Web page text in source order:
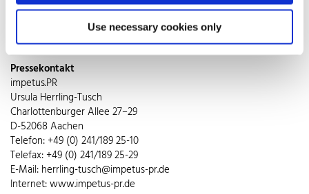
Use necessary cookies only
letzten Pfiff, und es bleibt mehr Zeit zum gemeinsamen
Pressekontakt
impetus.PR
Ursula Herrling-Tusch
Charlottenburger Allee 27–29
D-52068 Aachen
Telefon: +49 (0) 241/189 25-10
Telefax: +49 (0) 241/189 25-29
E-Mail: herrling-tusch@impetus-pr.de
Internet: www.impetus-pr.de